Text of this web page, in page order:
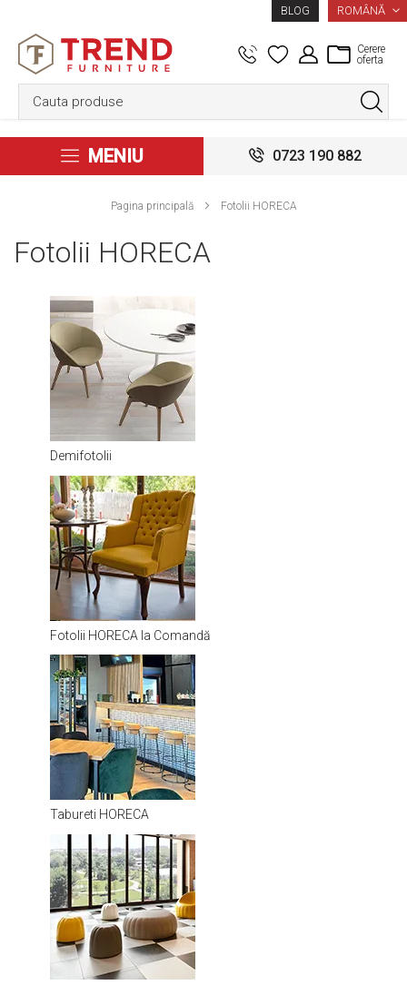
BLOG LIMBA
ROMÂNĂ
Cerere
oferta
MENIU 0723 190 882
Pagina principală Fotolii HORECA
Fotolii HORECA
Demifotolii
Fotolii HORECA la Comandă
Tabureti HORECA